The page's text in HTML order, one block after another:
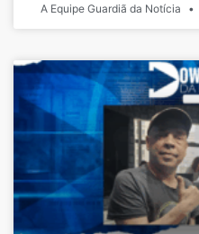
A Equipe Guardiã da Notícia